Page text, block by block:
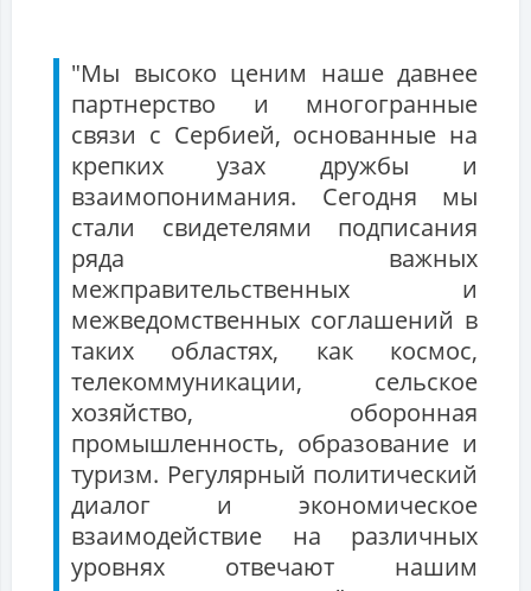
"Мы высоко ценим наше давнее
партнерство и многогранные
связи с Сербией, основанные на
крепких узах дружбы и
взаимопонимания. Сегодня мы
стали свидетелями подписания
ряда важных
межправительственных и
межведомственных соглашений в
таких областях, как космос,
телекоммуникации, сельское
хозяйство, оборонная
промышленность, образование и
туризм. Регулярный политический
диалог и экономическое
взаимодействие на различных
уровнях отвечают нашим